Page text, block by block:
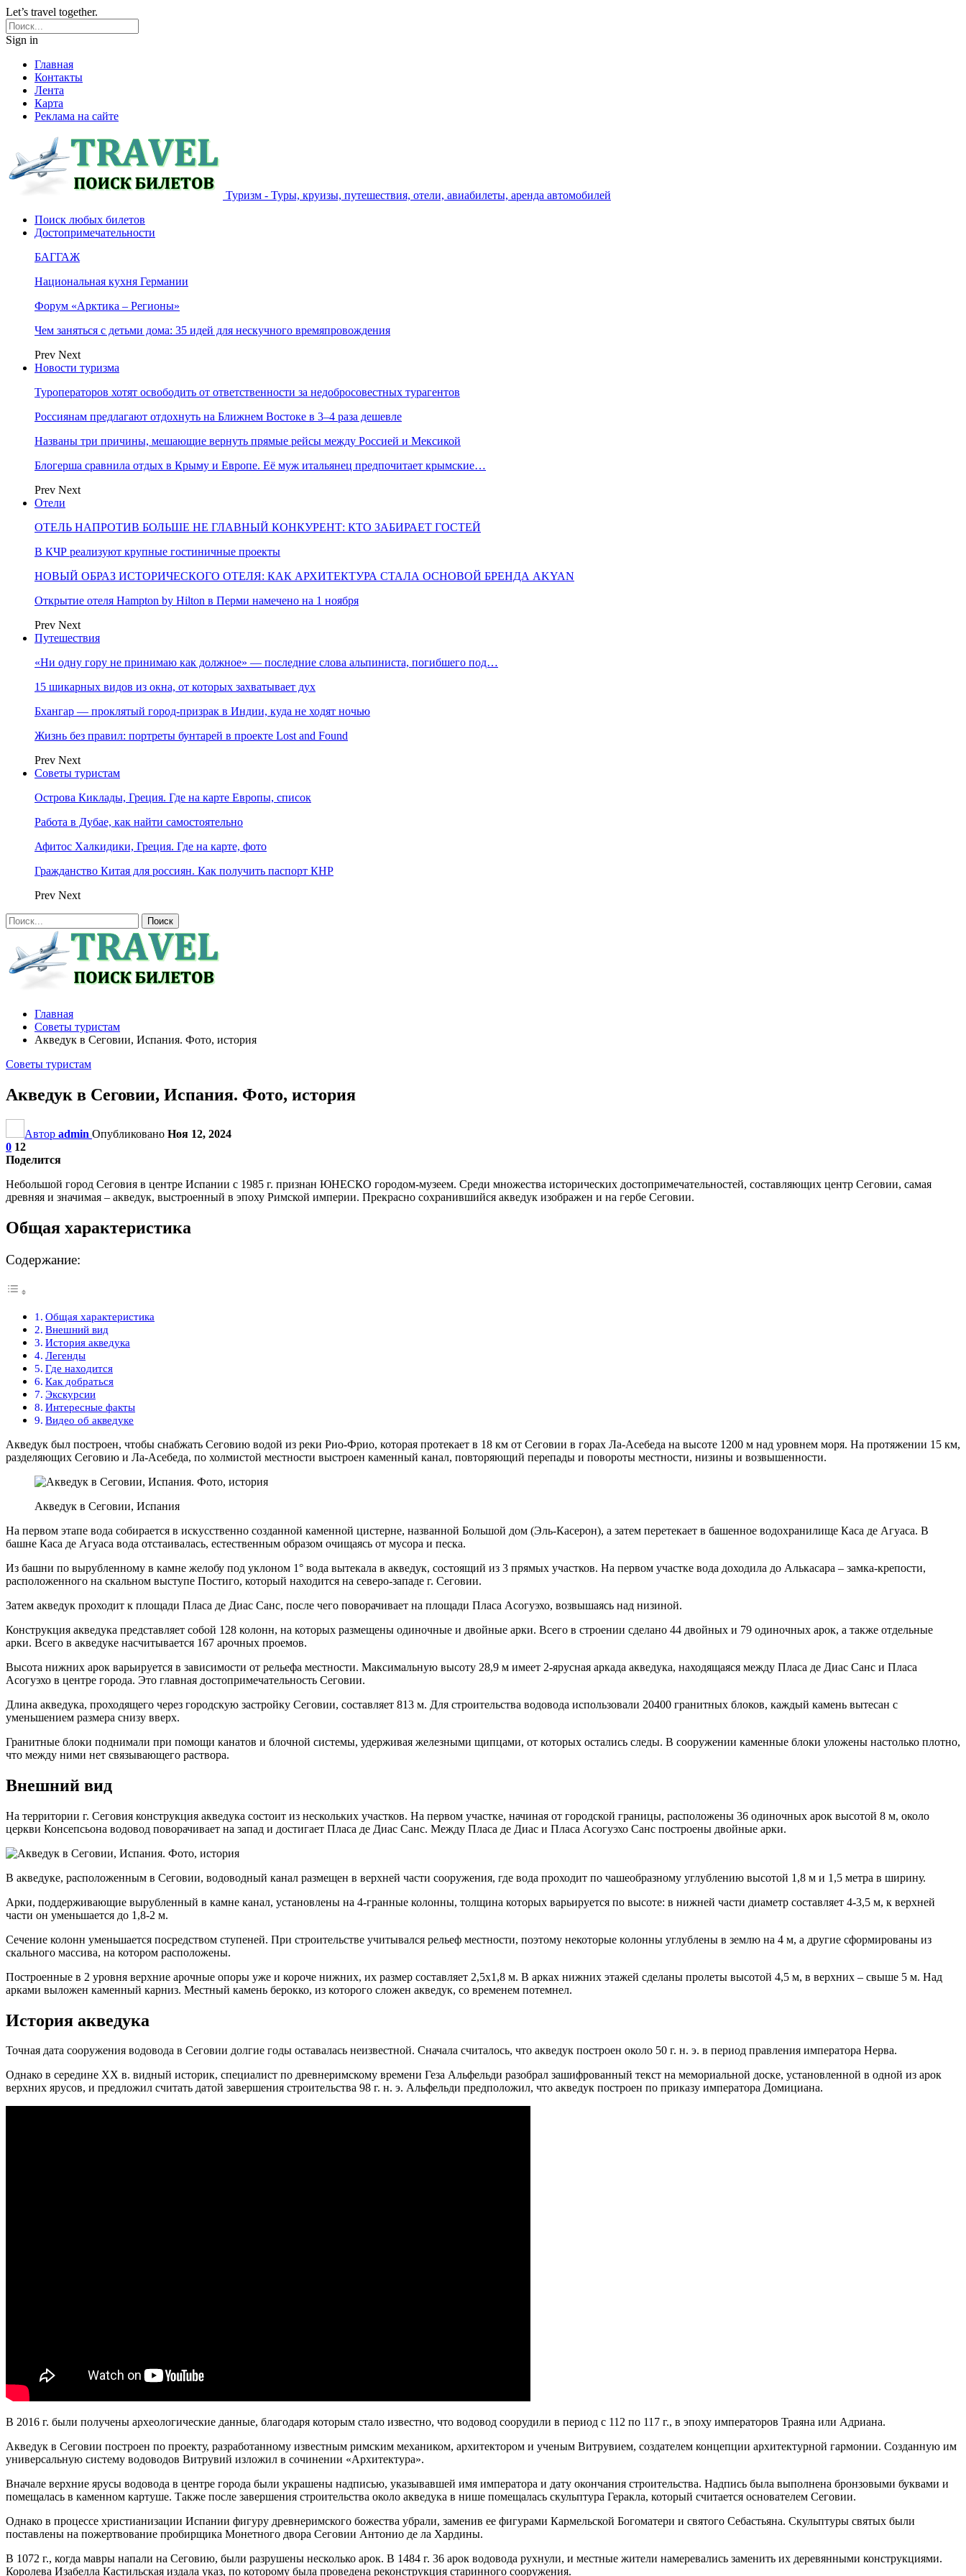
Let’s travel together.
Sign in
Главная
Контакты
Лента
Карта
Реклама на сайте
Туризм - Туры, круизы, путешествия, отели, авиабилеты, аренда автомобилей
Поиск любых билетов
Достопримечательности
БАГГАЖ
Национальная кухня Германии
Форум «Арктика – Регионы»
Чем заняться с детьми дома: 35 идей для нескучного времяпровождения
Prev Next
Новости туризма
Туроператоров хотят освободить от ответственности за недобросовестных турагентов
Россиянам предлагают отдохнуть на Ближнем Востоке в 3–4 раза дешевле
Названы три причины, мешающие вернуть прямые рейсы между Россией и Мексикой
Блогерша сравнила отдых в Крыму и Европе. Её муж итальянец предпочитает крымские…
Prev Next
Отели
ОТЕЛЬ НАПРОТИВ БОЛЬШЕ НЕ ГЛАВНЫЙ КОНКУРЕНТ: КТО ЗАБИРАЕТ ГОСТЕЙ
В КЧР реализуют крупные гостиничные проекты
НОВЫЙ ОБРАЗ ИСТОРИЧЕСКОГО ОТЕЛЯ: КАК АРХИТЕКТУРА СТАЛА ОСНОВОЙ БРЕНДА AKYAN
Открытие отеля Hampton by Hilton в Перми намечено на 1 ноября
Prev Next
Путешествия
«Ни одну гору не принимаю как должное» — последние слова альпиниста, погибшего под…
15 шикарных видов из окна, от которых захватывает дух
Бхангар — проклятый город-призрак в Индии, куда не ходят ночью
Жизнь без правил: портреты бунтарей в проекте Lost and Found
Prev Next
Советы туристам
Острова Киклады, Греция. Где на карте Европы, список
Работа в Дубае, как найти самостоятельно
Афитос Халкидики, Греция. Где на карте, фото
Гражданство Китая для россиян. Как получить паспорт КНР
Prev Next
Главная
Советы туристам
Акведук в Сеговии, Испания. Фото, история
Советы туристам
Акведук в Сеговии, Испания. Фото, история
Автор admin Опубликовано Ноя 12, 2024
0 12
Поделится
Небольшой город Сеговия в центре Испании с 1985 г. признан ЮНЕСКО городом-музеем. Среди множества исторических достопримечательностей, составляющих центр Сеговии, самая
древняя и значимая – акведук, выстроенный в эпоху Римской империи. Прекрасно сохранившийся акведук изображен и на гербе Сеговии.
Общая характеристика
Содержание:
Общая характеристика
Внешний вид
История акведука
Легенды
Где находится
Как добраться
Экскурсии
Интересные факты
Видео об акведуке
Акведук был построен, чтобы снабжать Сеговию водой из реки Рио-Фрио, которая протекает в 18 км от Сеговии в горах Ла-Асебеда на высоте 1200 м над уровнем моря. На протяжении 15 км,
разделяющих Сеговию и Ла-Асебеда, по холмистой местности выстроен каменный канал, повторяющий перепады и повороты местности, низины и возвышенности.
Акведук в Сеговии, Испания
На первом этапе вода собирается в искусственно созданной каменной цистерне, названной Большой дом (Эль-Касерон), а затем перетекает в башенное водохранилище Каса де Агуаса. В
башне Каса де Агуаса вода отстаивалась, естественным образом очищаясь от мусора и песка.
Из башни по вырубленному в камне желобу под уклоном 1° вода вытекала в акведук, состоящий из 3 прямых участков. На первом участке вода доходила до Алькасара – замка-крепости,
расположенного на скальном выступе Постиго, который находится на северо-западе г. Сеговии.
Затем акведук проходит к площади Пласа де Диас Санс, после чего поворачивает на площади Пласа Асогуэхо, возвышаясь над низиной.
Конструкция акведука представляет собой 128 колонн, на которых размещены одиночные и двойные арки. Всего в строении сделано 44 двойных и 79 одиночных арок, а также отдельные
арки. Всего в акведуке насчитывается 167 арочных проемов.
Высота нижних арок варьируется в зависимости от рельефа местности. Максимальную высоту 28,9 м имеет 2-ярусная аркада акведука, находящаяся между Пласа де Диас Санс и Пласа
Асогуэхо в центре города. Это главная достопримечательность Сеговии.
Длина акведука, проходящего через городскую застройку Сеговии, составляет 813 м. Для строительства водовода использовали 20400 гранитных блоков, каждый камень вытесан с
уменьшением размера снизу вверх.
Гранитные блоки поднимали при помощи канатов и блочной системы, удерживая железными щипцами, от которых остались следы. В сооружении каменные блоки уложены настолько плотно,
что между ними нет связывающего раствора.
Внешний вид
На территории г. Сеговия конструкция акведука состоит из нескольких участков. На первом участке, начиная от городской границы, расположены 36 одиночных арок высотой 8 м, около
церкви Консепсьона водовод поворачивает на запад и достигает Пласа де Диас Санс. Между Пласа де Диас и Пласа Асогуэхо Санс построены двойные арки.
В акведуке, расположенным в Сеговии, водоводный канал размещен в верхней части сооружения, где вода проходит по чашеобразному углублению высотой 1,8 м и 1,5 метра в ширину.
Арки, поддерживающие вырубленный в камне канал, установлены на 4-гранные колонны, толщина которых варьируется по высоте: в нижней части диаметр составляет 4-3,5 м, к верхней
части он уменьшается до 1,8-2 м.
Сечение колонн уменьшается посредством ступеней. При строительстве учитывался рельеф местности, поэтому некоторые колонны углублены в землю на 4 м, а другие сформированы из
скального массива, на котором расположены.
Построенные в 2 уровня верхние арочные опоры уже и короче нижних, их размер составляет 2,5х1,8 м. В арках нижних этажей сделаны пролеты высотой 4,5 м, в верхних – свыше 5 м. Над
арками выложен каменный карниз. Местный камень берокко, из которого сложен акведук, со временем потемнел.
История акведука
Точная дата сооружения водовода в Сеговии долгие годы оставалась неизвестной. Сначала считалось, что акведук построен около 50 г. н. э. в период правления императора Нерва.
Однако в середине XX в. видный историк, специалист по древнеримскому времени Геза Альфельди разобрал зашифрованный текст на мемориальной доске, установленной в одной из арок
верхних ярусов, и предложил считать датой завершения строительства 98 г. н. э. Альфельди предположил, что акведук построен по приказу императора Домициана.
В 2016 г. были получены археологические данные, благодаря которым стало известно, что водовод соорудили в период с 112 по 117 г., в эпоху императоров Траяна или Адриана.
Акведук в Сеговии построен по проекту, разработанному известным римским механиком, архитектором и ученым Витрувием, создателем концепции архитектурной гармонии. Созданную им
универсальную систему водоводов Витрувий изложил в сочинении «Архитектура».
Вначале верхние ярусы водовода в центре города были украшены надписью, указывавшей имя императора и дату окончания строительства. Надпись была выполнена бронзовыми буквами и
помещалась в каменном картуше. Также после завершения строительства около акведука в нише помещалась скульптура Геракла, который считается основателем Сеговии.
Однако в процессе христианизации Испании фигуру древнеримского божества убрали, заменив ее фигурами Кармельской Богоматери и святого Себастьяна. Скульптуры святых были
поставлены на пожертвование пробирщика Монетного двора Сеговии Антонио де ла Хардины.
В 1072 г., когда мавры напали на Сеговию, были разрушены несколько арок. В 1484 г. 36 арок водовода рухнули, и местные жители намеревались заменить их деревянными конструкциями.
Королева Изабелла Кастильская издала указ, по которому была проведена реконструкция старинного сооружения.